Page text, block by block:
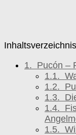
Inhaltsverzeichnis
1. Pucón –
1.1.
1.2.
1.3.
1.4.
1.5.